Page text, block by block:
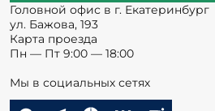
Головной офис в г. Екатеринбург
ул. Бажова, 193
Карта проезда
Пн — Пт 9:00 — 18:00
Мы в социальных сетях